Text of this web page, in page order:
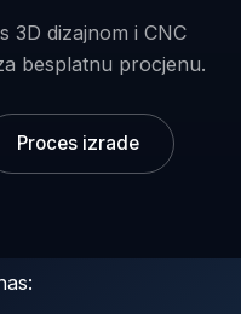
3D dizajnom i CNC
besplatnu procjenu.
Proces izrade